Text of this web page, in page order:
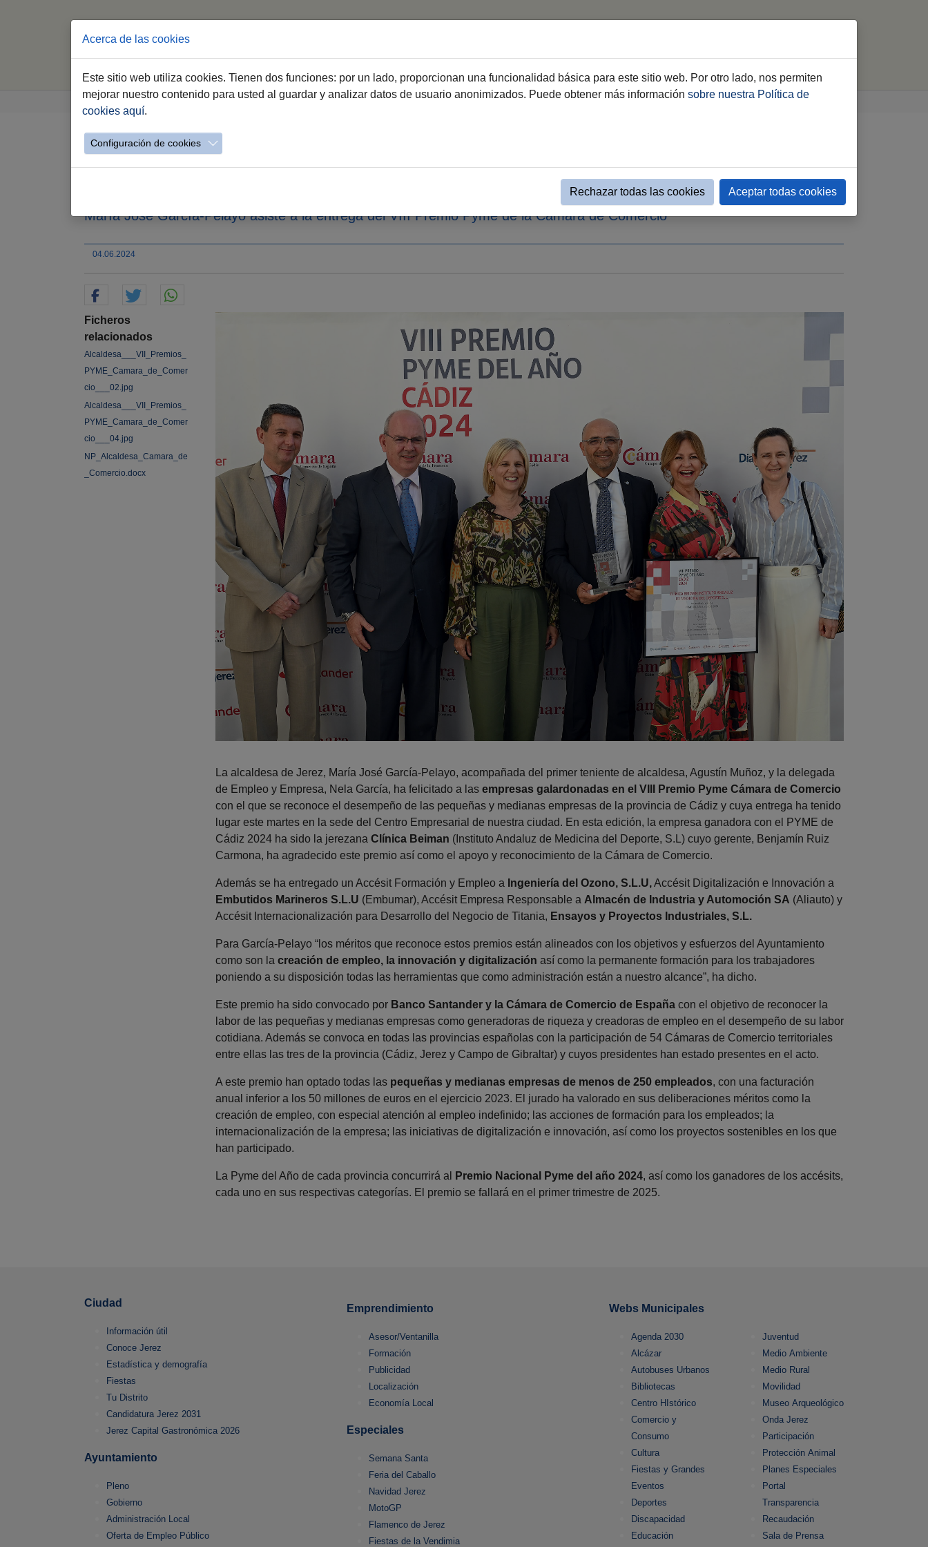
Jerez.es Webs Municipales Sala de Prensa Nota de Prensa
La alcaldesa reconoce la imprescindible contribución de las pymes al
María José García-Pelayo asiste a la entrega del VIII Premio Pyme de la Cámara de Comercio
04.06.2024
Ficheros
relacionados
Alcaldesa___VII_Premios_
PYME_Camara_de_Comer
cio___02.jpg
Alcaldesa___VII_Premios_
PYME_Camara_de_Comer
cio___04.jpg
NP_Alcaldesa_Camara_de
_Comercio.docx
La alcaldesa de Jerez, María José García-Pelayo, acompañada del primer teniente de alcaldesa, Agustín Muñoz, y la delegada
de Empleo y Empresa, Nela García, ha felicitado a las empresas galardonadas en el VIII Premio Pyme Cámara de Comercio
con el que se reconoce el desempeño de las pequeñas y medianas empresas de la provincia de Cádiz y cuya entrega ha tenido
lugar este martes en la sede del Centro Empresarial de nuestra ciudad. En esta edición, la empresa ganadora con el PYME de
Cádiz 2024 ha sido la jerezana Clínica Beiman (Instituto Andaluz de Medicina del Deporte, S.L) cuyo gerente, Benjamín Ruiz
Carmona, ha agradecido este premio así como el apoyo y reconocimiento de la Cámara de Comercio.
Además se ha entregado un Accésit Formación y Empleo a Ingeniería del Ozono, S.L.U,Accésit Digitalización e Innovación a
Embutidos Marineros S.L.U (Embumar), Accésit Empresa Responsable a Almacén de Industria y Automoción SA (Aliauto) y
Accésit Internacionalización para Desarrollo del Negocio de Titania, Ensayos y Proyectos Industriales, S.L.
Para García-Pelayo “los méritos que reconoce estos premios están alineados con los objetivos y esfuerzos del Ayuntamiento
como son la creación de empleo, la innovación y digitalización así como la permanente formación para los trabajadores
poniendo a su disposición todas las herramientas que como administración están a nuestro alcance”, ha dicho.
Este premio ha sido convocado por Banco Santander y la Cámara de Comercio de España con el objetivo de reconocer la
labor de las pequeñas y medianas empresas como generadoras de riqueza y creadoras de empleo en el desempeño de su labor
cotidiana. Además se convoca en todas las provincias españolas con la participación de 54 Cámaras de Comercio territoriales
entre ellas las tres de la provincia (Cádiz, Jerez y Campo de Gibraltar) y cuyos presidentes han estado presentes en el acto.
A este premio han optado todas las pequeñas y medianas empresas de menos de 250 empleados, con una facturación
anual inferior a los 50 millones de euros en el ejercicio 2023. El jurado ha valorado en sus deliberaciones méritos como la
creación de empleo, con especial atención al empleo indefinido; las acciones de formación para los empleados; la
internacionalización de la empresa; las iniciativas de digitalización e innovación, así como los proyectos sostenibles en los que
han participado.
La Pyme del Año de cada provincia concurrirá al Premio Nacional Pyme del año 2024, así como los ganadores de los accésits,
cada uno en sus respectivas categorías. El premio se fallará en el primer trimestre de 2025.
Ciudad
Información útil
Conoce Jerez
Estadística y demografía
Fiestas
Tu Distrito
Candidatura Jerez 2031
Jerez Capital Gastronómica 2026
Ayuntamiento
Pleno
Gobierno
Administración Local
Oferta de Empleo Público
Emprendimiento
Asesor/Ventanilla
Formación
Publicidad
Localización
Economía Local
Especiales
Semana Santa
Feria del Caballo
Navidad Jerez
MotoGP
Flamenco de Jerez
Fiestas de la Vendimia
Webs Municipales
Agenda 2030
Alcázar
Autobuses Urbanos
Bibliotecas
Centro HIstórico
Comercio y
Consumo
Cultura
Fiestas y Grandes
Eventos
Deportes
Discapacidad
Educación
Juventud
Medio Ambiente
Medio Rural
Movilidad
Museo Arqueológico
Onda Jerez
Participación
Protección Animal
Planes Especiales
Portal
Transparencia
Recaudación
Sala de Prensa
Acerca de las cookies
Este sitio web utiliza cookies. Tienen dos funciones: por un lado, proporcionan una funcionalidad básica para este sitio web. Por otro lado, nos permiten
mejorar nuestro contenido para usted al guardar y analizar datos de usuario anonimizados. Puede obtener más información sobre nuestra Política de
cookies aquí.
Configuración de cookies
Rechazar todas las cookies Aceptar todas cookies